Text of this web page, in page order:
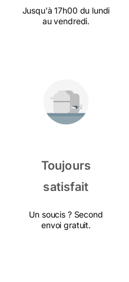
Jusqu'à 17h00 du lundi
au vendredi.
Toujours
satisfait
Un soucis ? Second
envoi gratuit.